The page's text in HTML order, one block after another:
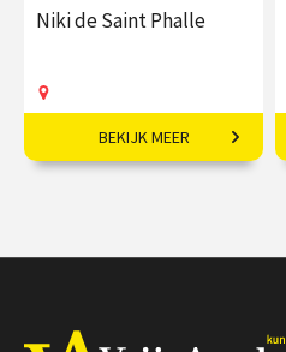
Niki de Saint Phalle
Kleurrijk, speels en
grensverleggend.
BEKIJK MEER